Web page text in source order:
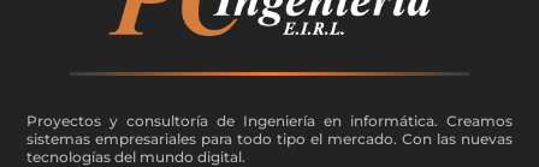
Proyectos y consultoría de Ingeniería en informática. Creamos
sistemas empresariales para todo tipo el mercado. Con las nuevas
tecnologías del mundo digital.